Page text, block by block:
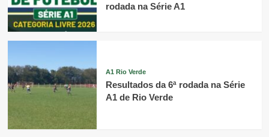
rodada na Série A1
A1 Rio Verde
Resultados da 6ª rodada na Série
A1 de Rio Verde